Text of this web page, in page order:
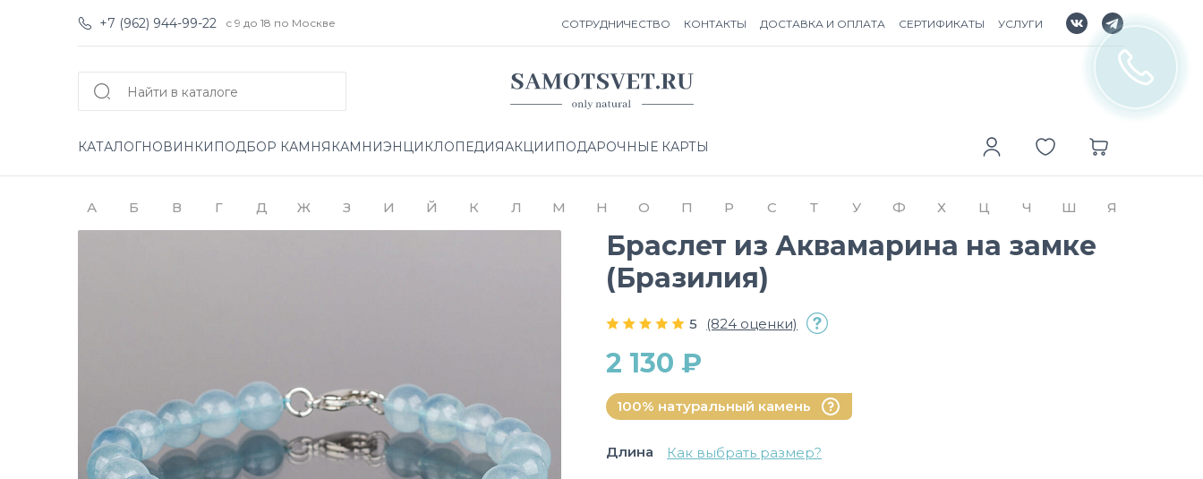
+7 (962) 944-99-22 с 9 до 18 по Москве СОТРУДНИЧЕСТВО КОНТАКТЫ ДОСТАВКА И ОПЛАТА СЕРТИФИКАТЫ УСЛУГИ
КАТАЛОГНОВИНКИ ПОДБОР КАМНЯ КАМНИЭНЦИКЛОПЕДИЯАКЦИИ ПОДАРОЧНЫЕ КАРТЫ
А Б В Г Д Ж З И Й К Л М Н О П Р С Т У Ф Х Ц Ч Ш Я
Браслет из Аквамарина на замке
(Бразилия)
5 (824 оценки)
2 130 ₽
100% натуральный камень
Длина Как выбрать размер?